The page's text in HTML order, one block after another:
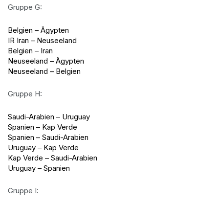
Gruppe G:
Belgien – Ägypten
IR Iran – Neuseeland
Belgien – Iran
Neuseeland – Ägypten
Neuseeland – Belgien
Gruppe H:
Saudi-Arabien – Uruguay
Spanien – Kap Verde
Spanien – Saudi-Arabien
Uruguay – Kap Verde
Kap Verde – Saudi-Arabien
Uruguay – Spanien
Gruppe I: